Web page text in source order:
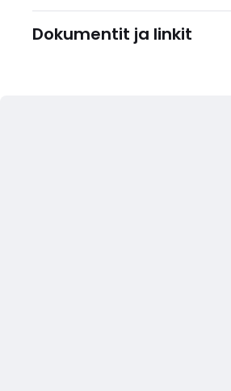
Dokumentit ja linkit